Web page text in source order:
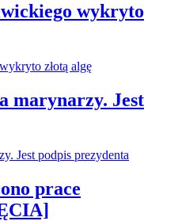
wykryto
marynarzy. Jest
prace